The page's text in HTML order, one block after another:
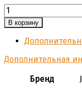
Количество
В корзину
Дополнительная
Бренд